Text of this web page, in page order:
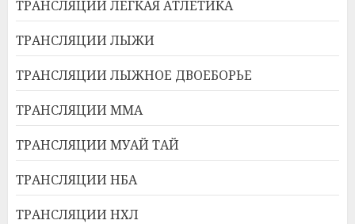
ТРАНСЛЯЦИИ ЛЕГКАЯ АТЛЕТИКА
ТРАНСЛЯЦИИ ЛЫЖИ
ТРАНСЛЯЦИИ ЛЫЖНОЕ ДВОЕБОРЬЕ
ТРАНСЛЯЦИИ ММА
ТРАНСЛЯЦИИ МУАЙ ТАЙ
ТРАНСЛЯЦИИ НБА
ТРАНСЛЯЦИИ НХЛ